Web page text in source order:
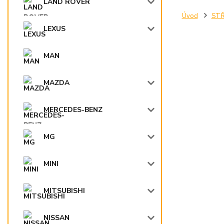
LEXUS
MAN
MAZDA
MERCEDES-BENZ
MG
MINI
MITSUBISHI
NISSAN
Úvod